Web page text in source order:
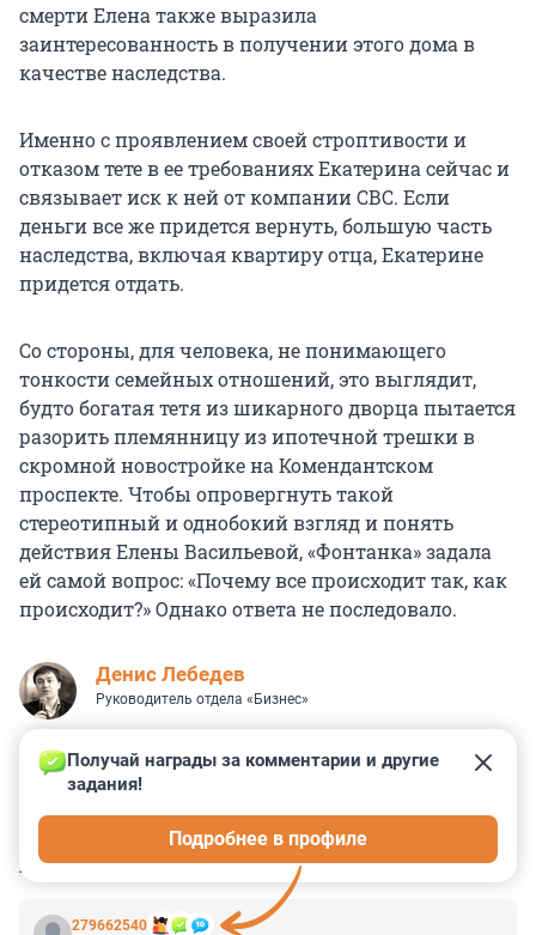
смерти Елена также выразила
заинтересованность в получении этого дома в
качестве наследства.
Именно с проявлением своей строптивости и
отказом тете в ее требованиях Екатерина сейчас и
связывает иск к ней от компании СВС. Если
деньги все же придется вернуть, большую часть
наследства, включая квартиру отца, Екатерине
придется отдать.
Со стороны, для человека, не понимающего
тонкости семейных отношений, это выглядит,
будто богатая тетя из шикарного дворца пытается
разорить племянницу из ипотечной трешки в
скромной новостройке на Комендантском
проспекте. Чтобы опровергнуть такой
стереотипный и однобокий взгляд и понять
действия Елены Васильевой, «Фонтанка» задала
ей самой вопрос: «Почему все происходит так, как
происходит?» Однако ответа не последовало.
Денис Лебедев
Руководитель отдела «Бизнес»
КОММЕНТАРИИ 122
279662540
Получай награды за комментарии и другие
задания!
Подробнее в профиле